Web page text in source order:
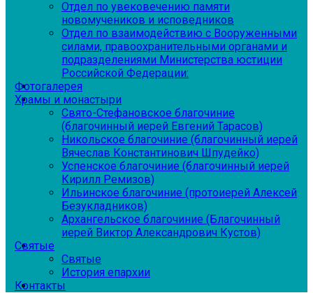
Отдел по увековечению памяти
новомучеников и исповедников
Отдел по взаимодействию с Вооруженными
силами, правоохранительными органами и
подразделениями Министерства юстиции
Российской Федерации:
Фотогалерея
Храмы и монастыри
Свято-Стефановское благочиние
(благочинный иерей Евгений Тарасов)
Никольское благочиние (благочинный иерей
Вячеслав Константинович Шпудейко)
Успенское благочиние (благочинный иерей
Кирилл Ремизов)
Ильинское благочиние (протоиерей Алексей
Безукладников)
Архангельское благочиние (Благочинный
иерей Виктор Александрович Кустов)
Святые
Святые
История епархии
Контакты